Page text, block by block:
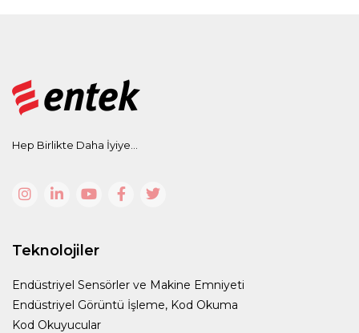
Hep Birlikte Daha İyiye...
Teknolojiler
Endüstriyel Sensörler ve Makine Emniyeti
Endüstriyel Görüntü İşleme, Kod Okuma
Kod Okuyucular